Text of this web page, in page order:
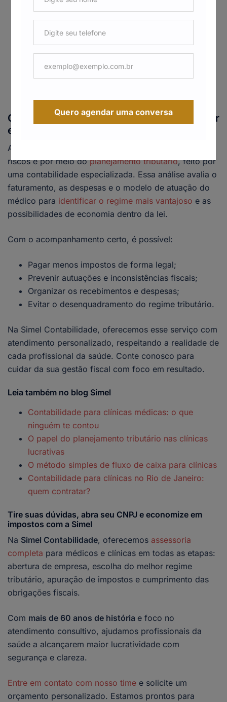
IRPJ (Imposto de Renda da Pessoa Jurídica);
CSLL (Contribuição Social sobre o Lucro
PIS e COFINS (Programas de Integração Social e
de Financiamento da Seguridade Social);
INSS Patronal, quando há contratação de
Como otimizar a gestão fiscal e economizar
em impostos?
A melhor forma de reduzir a carga tributária sem
riscos é por meio doplanejamento tributário, feito por
uma contabilidade especializada. Essa análise avalia o
faturamento, as despesas e o modelo de atuação do
médico para identificar o regime mais vantajoso e as
possibilidades de economia dentro da lei.
Com o acompanhamento certo, é possível:
Pagar menos impostos de forma legal;
Prevenir autuações e inconsistências fiscais;
Organizar os recebimentos e despesas;
Evitar o desenquadramento do regime tributário.
Na Simel Contabilidade, oferecemos esse serviço com
atendimento personalizado, respeitando a realidade de
cada profissional da saúde. Conte conosco para
cuidar da sua gestão fiscal com foco em resultado.
Leia também no blog Simel
Contabilidade para clínicas médicas: o que
ninguém te contou
O papel do planejamento tributário nas clínicas
lucrativas
O método simples de fluxo de caixa para clínicas
Contabilidade para clínicas no Rio de Janeiro:
quem contratar?
Tire suas dúvidas, abra seu CNPJ e economize em
impostos com a Simel
Na Simel Contabilidade, oferecemos assessoria
completa para médicos e clínicas em todas as etapas:
abertura de empresa, escolha do melhor regime
tributário, apuração de impostos e cumprimento das
obrigações fiscais.
Com mais de 60 anos de história e foco no
atendimento consultivo, ajudamos profissionais da
saúde a alcançarem maior lucratividade com
segurança e clareza.
Entre em contato com nosso time e solicite um
orçamento personalizado. Estamos prontos para
Quero agendar uma conversa